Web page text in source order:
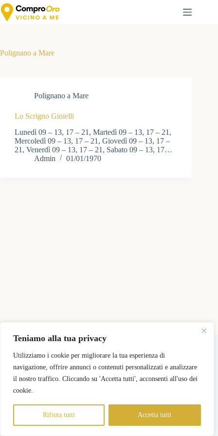
Teniamo alla tua privacy
Utilizziamo i cookie per migliorare la tua esperienza di
navigazione, offrire annunci o contenuti personalizzati e analizzare
il nostro traffico. Cliccando su 'Accetta tutti', acconsenti all'uso dei
cookie.
Rifiuta tutti Accetta tutti
Salta
al
contenuto
Polignano a Mare
Polignano a Mare
Lo Scrigno Gioielli
Lunedì 09 – 13, 17 – 21, Martedì 09 – 13, 17 – 21,
Mercoledì 09 – 13, 17 – 21, Giovedì 09 – 13, 17 –
21, Venerdì 09 – 13, 17 – 21, Sabato 09 – 13, 17…
Admin
01/01/1970
Copyright © 2026 - Tema WordPress sviluppato da
Pricing
Registra il mio Negozio
Login Negozi Partner